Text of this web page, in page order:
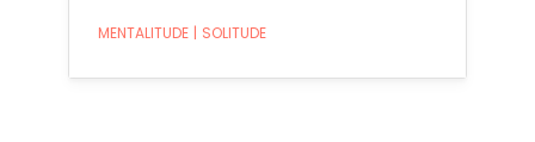
MENTALITUDE | SOLITUDE